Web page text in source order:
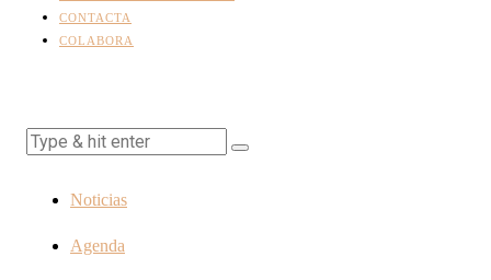
CONTACTA
COLABORA
Noticias
Agenda